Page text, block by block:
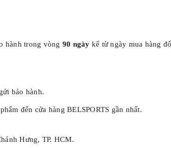
hành trong vòng 90 ngày kể từ ngày mua hàng
bảo hành.
đến cửa hàng BELSPORTS gần nhất.
Hưng, TP. HCM.